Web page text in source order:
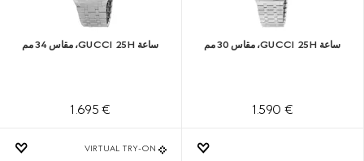
ساعة GUCCI 25H، مقاس 30 مم
€ 1.590
ساعة GUCCI 25H، مقاس 34 مم
€ 1.695